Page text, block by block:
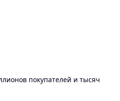
покупателей и тысяч